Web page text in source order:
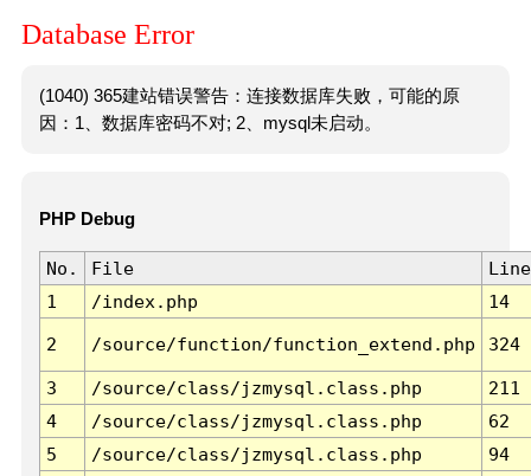
Database Error
(1040) 365建站错误警告：连接数据库失败，可能的原
因：1、数据库密码不对; 2、mysql未启动。
PHP Debug
No. File
Line
1
/index.php 14
2 /source/function/function_extend.php 324
3 /source/class/jzmysql.class.php
211
4
/source/class/jzmysql.class.php
62
5
/source/class/jzmysql.class.php
94